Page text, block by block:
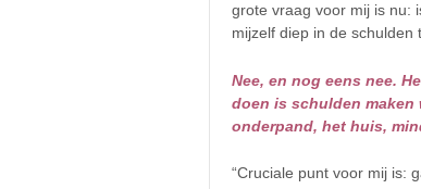
grote vraag voor mij is nu:
mijzelf diep in de schulden
Nee, en nog eens nee.
doen is schulden maken
onderpand, het huis,
“Cruciale punt voor mij is: